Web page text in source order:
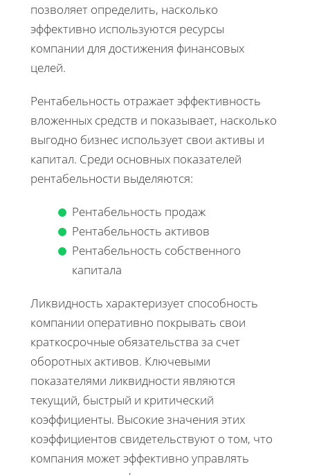
позволяет определить, насколько
эффективно используются ресурсы
компании для достижения финансовых
целей.
Рентабельность отражает эффективность
вложенных средств и показывает, насколько
выгодно бизнес использует свои активы и
капитал. Среди основных показателей
рентабельности выделяются:
Рентабельность продаж
Рентабельность активов
Рентабельность собственного
капитала
Ликвидность характеризует способность
компании оперативно покрывать свои
краткосрочные обязательства за счет
оборотных активов. Ключевыми
показателями ликвидности являются
текущий, быстрый и критический
коэффициенты. Высокие значения этих
коэффициентов свидетельствуют о том, что
компания может эффективно управлять